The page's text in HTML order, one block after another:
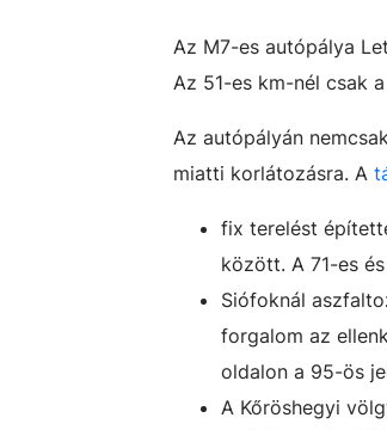
Az M7-es autópálya
Az 51-es km-nél csak
Az autópályán
miatti korlátozásra. A
fix terelést
között. A 71-es
Siófoknál
forgalom az
oldalon a 95-ös
A Kőröshegyi